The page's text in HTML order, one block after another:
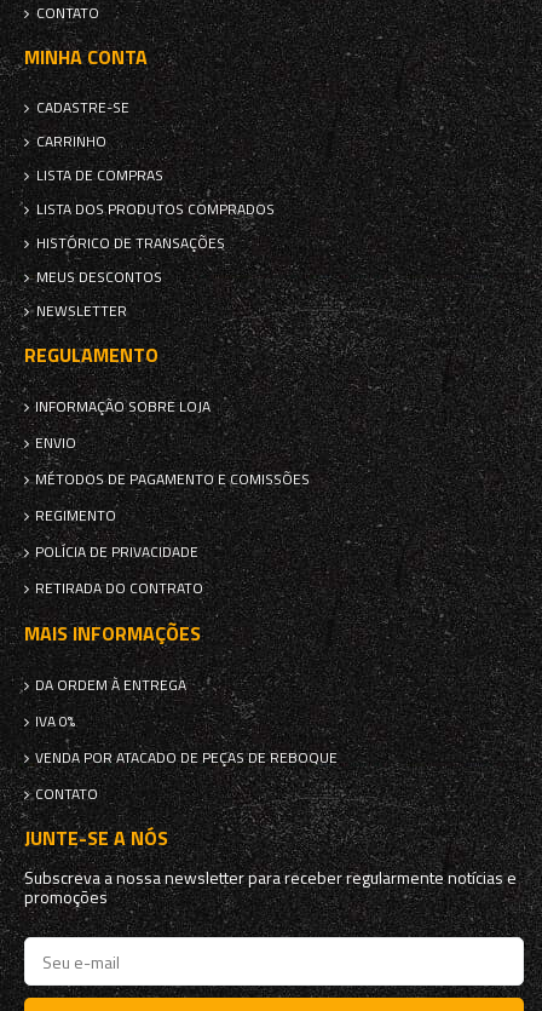
CONTATO
MINHA CONTA
CADASTRE-SE
CARRINHO
LISTA DE COMPRAS
LISTA DOS PRODUTOS COMPRADOS
HISTÓRICO DE TRANSAÇÕES
MEUS DESCONTOS
NEWSLETTER
REGULAMENTO
INFORMAÇÃO SOBRE LOJA
ENVIO
MÉTODOS DE PAGAMENTO E COMISSÕES
REGIMENTO
POLÍCIA DE PRIVACIDADE
RETIRADA DO CONTRATO
MAIS INFORMAÇÕES
DA ORDEM À ENTREGA
IVA 0%
VENDA POR ATACADO DE PEÇAS DE REBOQUE
CONTATO
JUNTE-SE A NÓS
Subscreva a nossa newsletter para receber regularmente notícias e
promoções